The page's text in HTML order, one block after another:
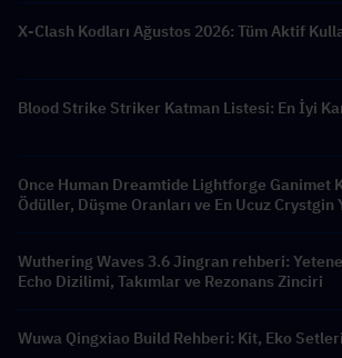
X-Clash Kodları Ağustos 2026: Tüm Aktif
Blood Strike Striker Katman Listesi: En İyi
Once Human Dreamtide Lightforge Ganimet
Ödüller, Düşme Oranları ve En Ucuz Crystgin
Wuthering Waves 3.6 Jingran rehberi:
Echo Dizilimi, Takımlar ve Rezonans Zinciri
Wuwa Qingxiao Build Rehberi: Kit, Eko